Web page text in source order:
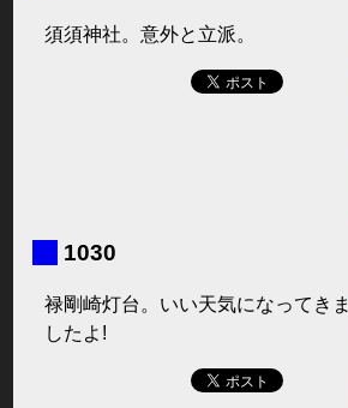
須須神社。意外と立派。
1030
禄剛崎灯台。いい天気になってきま
したよ!